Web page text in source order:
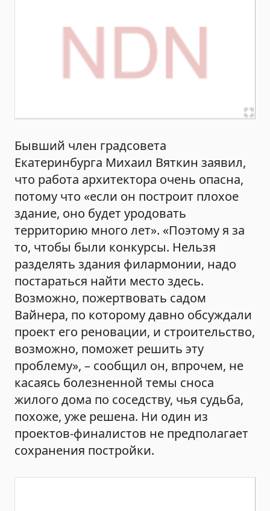
Бывший член градсовета
Екатеринбурга Михаил Вяткин заявил,
что работа архитектора очень опасна,
потому что «если он построит плохое
здание, оно будет уродовать
территорию много лет». «Поэтому я за
то, чтобы были конкурсы. Нельзя
разделять здания филармонии, надо
постараться найти место здесь.
Возможно, пожертвовать садом
Вайнера, по которому давно обсуждали
проект его реновации, и строительство,
возможно, поможет решить эту
проблему», – сообщил он, впрочем, не
касаясь болезненной темы сноса
жилого дома по соседству, чья судьба,
похоже, уже решена. Ни один из
проектов-финалистов не предполагает
сохранения постройки.